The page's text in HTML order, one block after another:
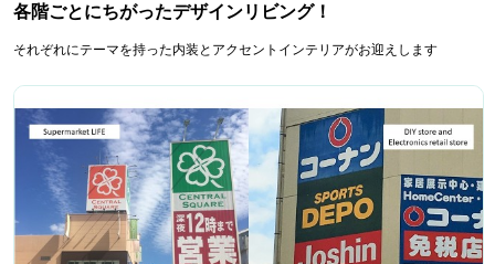
各階ごとにちがったデザインリビング！
それぞれにテーマを持った内装とアクセントインテリアがお迎えします